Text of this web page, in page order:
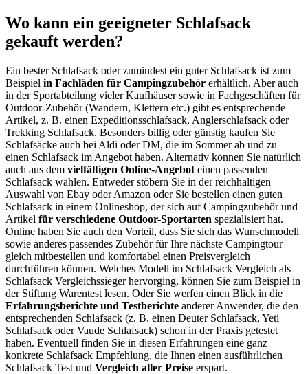
Wo kann ein geeigneter Schlafsack
gekauft werden?
Ein bester Schlafsack oder zumindest ein guter Schlafsack ist zum
Beispiel in Fachläden für Campingzubehör erhältlich. Aber auch
in der Sportabteilung vieler Kaufhäuser sowie in Fachgeschäften für
Outdoor-Zubehör (Wandern, Klettern etc.) gibt es entsprechende
Artikel, z. B. einen Expeditionsschlafsack, Anglerschlafsack oder
Trekking Schlafsack. Besonders billig oder günstig kaufen Sie
Schlafsäcke auch bei Aldi oder DM, die im Sommer ab und zu
einen Schlafsack im Angebot haben. Alternativ können Sie natürlich
auch aus dem vielfältigen Online-Angebot einen passenden
Schlafsack wählen. Entweder stöbern Sie in der reichhaltigen
Auswahl von Ebay oder Amazon oder Sie bestellen einen guten
Schlafsack in einem Onlineshop, der sich auf Campingzubehör und
Artikel für verschiedene Outdoor-Sportarten spezialisiert hat.
Online haben Sie auch den Vorteil, dass Sie sich das Wunschmodell
sowie anderes passendes Zubehör für Ihre nächste Campingtour
gleich mitbestellen und komfortabel einen Preisvergleich
durchführen können. Welches Modell im Schlafsack Vergleich als
Schlafsack Vergleichssieger hervorging, können Sie zum Beispiel in
der Stiftung Warentest lesen. Oder Sie werfen einen Blick in die
Erfahrungsberichte und Testberichte anderer Anwender, die den
entsprechenden Schlafsack (z. B. einen Deuter Schlafsack, Yeti
Schlafsack oder Vaude Schlafsack) schon in der Praxis getestet
haben. Eventuell finden Sie in diesen Erfahrungen eine ganz
konkrete Schlafsack Empfehlung, die Ihnen einen ausführlichen
Schlafsack Test und Vergleich aller Preise erspart.